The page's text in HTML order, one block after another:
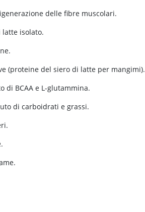
delle fibre muscolari.
latte isolato.
(proteine ​​del siero di latte per mangimi).
di BCAA e L-glutammina.
di carboidrati e grassi.